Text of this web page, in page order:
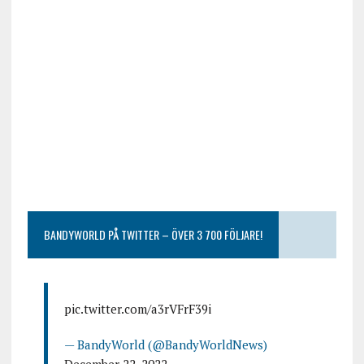
BANDYWORLD PÅ TWITTER – ÖVER 3 700 FÖLJARE!
pic.twitter.com/a3rVFrF39i
— BandyWorld (@BandyWorldNews)